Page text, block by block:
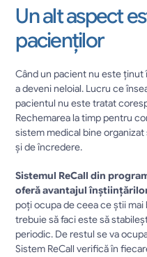
Un alt aspect
pacienților
Când un pacient nu este ținut
a deveni neloial. Lucru ce
pacientul nu este tratat
Rechemarea la timp pentru
sistem medical bine
și de încredere.
Sistemul ReCall din
oferă avantajul
poți ocupa de ceea ce știi
trebuie să faci este să
periodic. De restul se va
Sistem ReCall verifică în